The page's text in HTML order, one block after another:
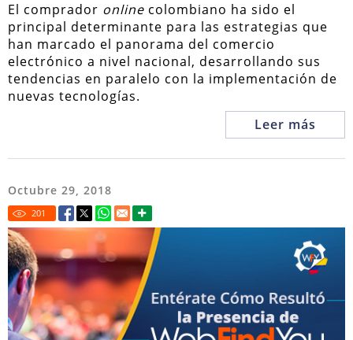
El comprador online colombiano ha sido el
principal determinante para las estrategias que
han marcado el panorama del comercio
electrónico a nivel nacional, desarrollando sus
tendencias en paralelo con la implementación de
nuevas tecnologías.
Leer más
Octubre 29, 2018
201